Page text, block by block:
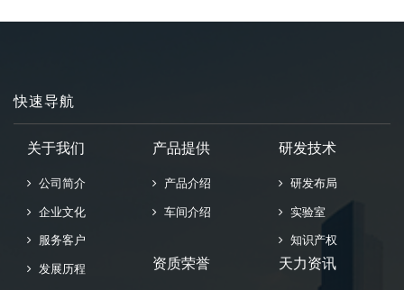
快速导航
关于我们
公司简介
企业文化
服务客户
发展历程
产品提供
产品介绍
车间介绍
研发技术
研发布局
实验室
知识产权
资质荣誉 天力资讯